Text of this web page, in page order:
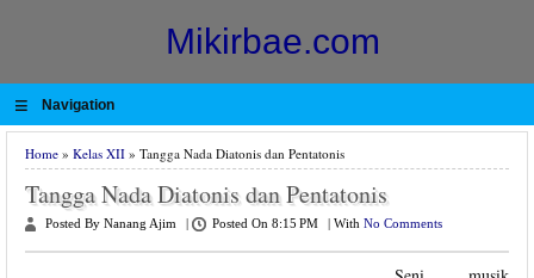
Mikirbae.com
≡ Navigation
Home » Kelas XII » Tangga Nada Diatonis dan Pentatonis
Tangga Nada Diatonis dan Pentatonis
Posted By Nanang Ajim Posted On 8:15 PM With No Comments